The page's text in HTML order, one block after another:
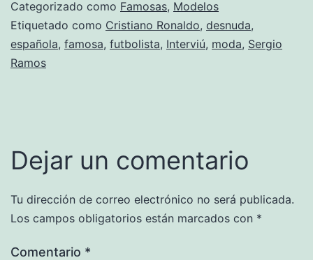
Categorizado como Famosas, Modelos
Etiquetado como Cristiano Ronaldo, desnuda,
española, famosa, futbolista, Interviú, moda, Sergio
Ramos
Dejar un comentario
Tu dirección de correo electrónico no será publicada.
Los campos obligatorios están marcados con *
Comentario *